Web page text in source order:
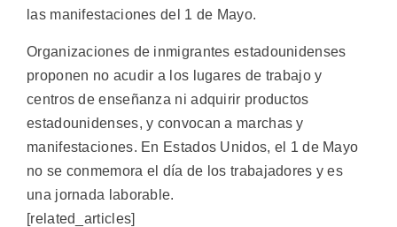
las manifestaciones del 1 de Mayo.
Organizaciones de inmigrantes estadounidenses
proponen no acudir a los lugares de trabajo y
centros de enseñanza ni adquirir productos
estadounidenses, y convocan a marchas y
manifestaciones. En Estados Unidos, el 1 de Mayo
no se conmemora el día de los trabajadores y es
una jornada laborable.
[related_articles]